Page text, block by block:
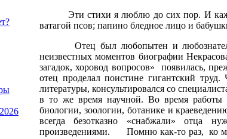
Эти стихи я люблю до сих пор. И
ватагой псов; папино бледное лицо и
Отец был любопытен и
неизвестных моментов биографии
загадок, хоровод вопросов»
появилась,
отец проделал поистине гигантский
литературы, консультировался со
в то же время научной. Во время работы
биологии, зоологии, ботанике и
всегда безотказно «снабжали»
произведениями.
Помню как-то раз, ко